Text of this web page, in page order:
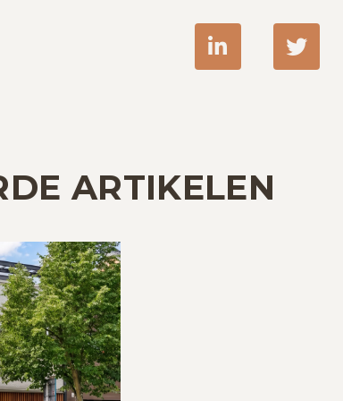
linkedin
ARTIKELEN